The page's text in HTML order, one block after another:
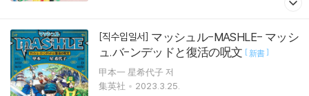
[직수입일서]
ュ.バ-ンデッドと復活の呪文 [ 新書]
甲本一 星希代子 저
集英社
2023.3.25.